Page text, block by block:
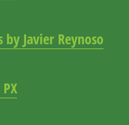
Javier Reynoso